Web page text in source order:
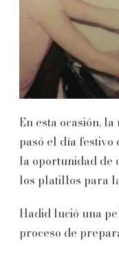
En esta ocasión,
pasó el día festivo
la oportunidad de
los platillos para
Hadid lució una
proceso de